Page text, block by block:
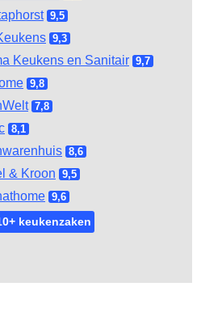
9,5
9,3
Keukens en Sanitair 9,7
9,8
7,8
8,1
8,6
& Kroon 9,5
9,6
keukenzaken